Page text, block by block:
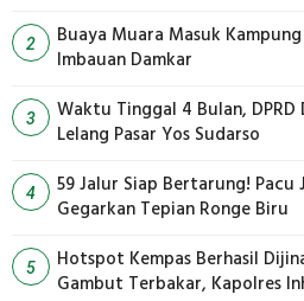
2
Buaya Muara Masuk
Imbauan Damkar
3
Waktu Tinggal 4 Bulan, DPRD
Lelang Pasar Yos Sudarso
4
59 Jalur Siap Bertarung! Pacu
Gegarkan Tepian Ronge Biru
5
Hotspot Kempas Berhasil
Gambut Terbakar, Kapolres